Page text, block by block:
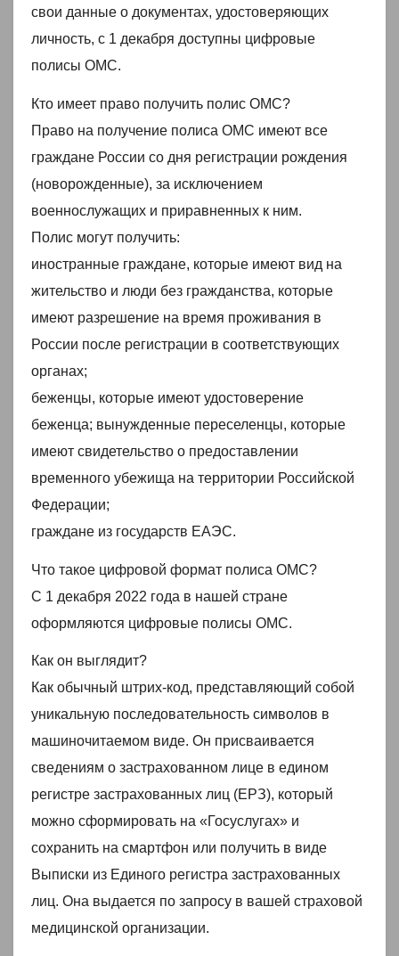
свои данные о документах, удостоверяющих
личность, с 1 декабря доступны цифровые
полисы ОМС.
Кто имеет право получить полис ОМС?
Право на получение полиса ОМС имеют все
граждане России со дня регистрации рождения
(новорожденные), за исключением
военнослужащих и приравненных к ним.
Полис могут получить:
иностранные граждане, которые имеют вид на
жительство и люди без гражданства, которые
имеют разрешение на время проживания в
России после регистрации в соответствующих
органах;
беженцы, которые имеют удостоверение
беженца; вынужденные переселенцы, которые
имеют свидетельство о предоставлении
временного убежища на территории Российской
Федерации;
граждане из государств ЕАЭС.
Что такое цифровой формат полиса ОМС?
С 1 декабря 2022 года в нашей стране
оформляются цифровые полисы ОМС.
Как он выглядит?
Как обычный штрих-код, представляющий собой
уникальную последовательность символов в
машиночитаемом виде. Он присваивается
сведениям о застрахованном лице в едином
регистре застрахованных лиц (ЕРЗ), который
можно сформировать на «Госуслугах» и
сохранить на смартфон или получить в виде
Выписки из Единого регистра застрахованных
лиц. Она выдается по запросу в вашей страховой
медицинской организации.